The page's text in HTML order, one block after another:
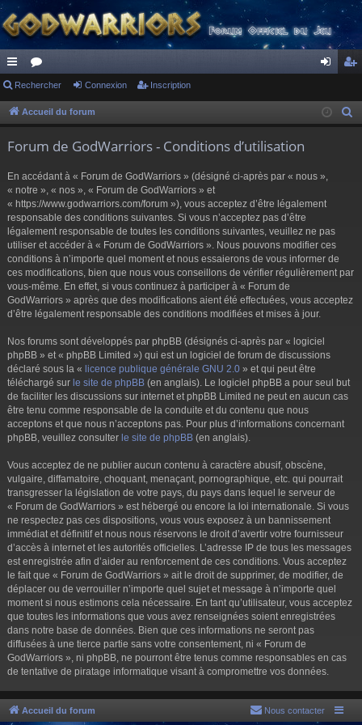
ac
co
s
or
u ne cri
Rechercher Connexion Inscription
Accueil du forum
Forum de GodWarriors - Conditions d’utilisation
En accédant à « Forum de GodWarriors » (désigné ci-après par « nous »,
« notre », « nos », « Forum de GodWarriors » et
« https://www.godwarriors.com/forum »), vous acceptez d’être légalement
responsable des conditions suivantes. Si vous n’acceptez pas d’être
légalement responsable de toutes les conditions suivantes, veuillez ne pas
utiliser et accéder à « Forum de GodWarriors ». Nous pouvons modifier ces
conditions à n’importe quel moment et nous essaierons de vous informer de
ces modifications, bien que nous vous conseillons de vérifier régulièrement par
vous-même. En effet, si vous continuez à participer à « Forum de
GodWarriors » après que des modifications aient été effectuées, vous acceptez
d’être légalement responsable des conditions modifiées et mises à jour.
Nos forums sont développés par phpBB (désignés ci-après par « logiciel
phpBB » et « phpBB Limited ») qui est un logiciel de forum de discussions
déclaré sous la « licence publique générale GNU 2.0 » et qui peut être
téléchargé sur le site de phpBB (en anglais). Le logiciel phpBB a pour seul but
de faciliter les discussions sur internet et phpBB Limited ne peut en aucun cas
être tenu comme responsable de la conduite et du contenu que nous
acceptons et que nous n’acceptons pas. Pour plus d’informations concernant
phpBB, veuillez consulter le site de phpBB (en anglais).
Vous acceptez de ne publier aucun contenu à caractère abusif, obscène,
vulgaire, diffamatoire, choquant, menaçant, pornographique, etc. qui pourrait
transgresser la législation de votre pays, du pays dans lequel le serveur de
« Forum de GodWarriors » est hébergé ou encore la loi internationale. Si vous
ne respectez pas ces dispositions, vous vous exposez à un bannissement
immédiat et définitif et nous nous réservons le droit d’avertir votre fournisseur
d’accès à internet et les autorités officielles. L’adresse IP de tous les messages
est enregistrée afin d’aider au renforcement de ces conditions. Vous acceptez
le fait que « Forum de GodWarriors » ait le droit de supprimer, de modifier, de
déplacer ou de verrouiller n’importe quel sujet et message à n’importe quel
moment si nous estimons cela nécessaire. En tant qu’utilisateur, vous acceptez
que toutes les informations que vous avez renseignées soient enregistrées
dans notre base de données. Bien que ces informations ne seront pas
diffusées à une tierce partie sans votre consentement, ni « Forum de
GodWarriors », ni phpBB, ne pourront être tenus comme responsables en cas
de tentative de piratage informatique visant à compromettre vos données.
Accueil du forum Nous contacter